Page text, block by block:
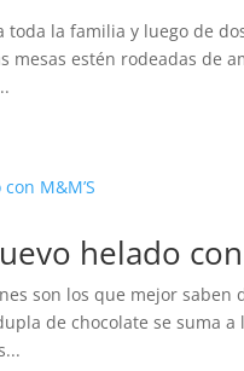
toda la familia y luego de
mesas estén rodeadas de
helado con
son los que mejor
de chocolate se suma